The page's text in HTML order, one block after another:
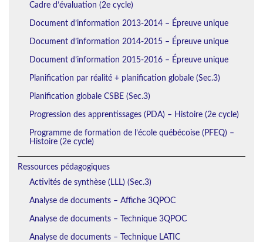
Cadre d’évaluation (2e cycle)
Document d’information 2013-2014 – Épreuve unique
Document d’information 2014-2015 – Épreuve unique
Document d’information 2015-2016 – Épreuve unique
Planification par réalité + planification globale (Sec.3)
Planification globale CSBE (Sec.3)
Progression des apprentissages (PDA) – Histoire (2e cycle)
Programme de formation de l’école québécoise (PFEQ) –
Histoire (2e cycle)
Ressources pédagogiques
Activités de synthèse (LLL) (Sec.3)
Analyse de documents – Affiche 3QPOC
Analyse de documents – Technique 3QPOC
Analyse de documents – Technique LATIC